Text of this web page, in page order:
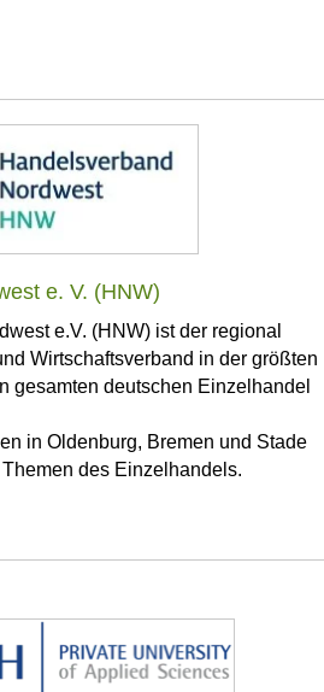
e. V. (HNW)
e.V. (HNW) ist der regional
Wirtschaftsverband in der größten
gesamten deutschen Einzelhandel
in Oldenburg, Bremen und Stade
des Einzelhandels.